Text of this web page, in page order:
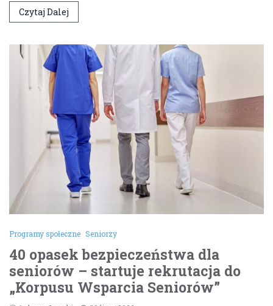
Czytaj Dalej
Programy społeczne Seniorzy
40 opasek bezpieczeństwa dla
seniorów – startuje rekrutacja do
„Korpusu Wsparcia Seniorów”